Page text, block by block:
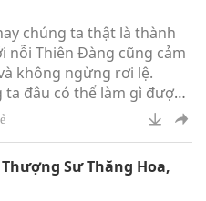
bao gồm những lời dạy
của Ngài Thanh Hải Vô
Sư và các bậc Minh Sư,
Tiên Đoán Cổ Xư
chúng ta thật là thành
nỗi Thiên Đàng cũng cảm
không ngừng rơi lệ.
ta đâu có thể làm gì được .
ở Ấn Độ người ta lại
Sư Thăng Hoa,